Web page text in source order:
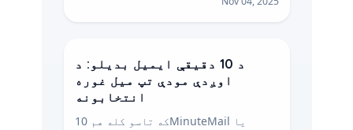
د 10 دقیقې ایمیل بدیلو: د
اوږدې مودې تپ میل غوره
انتخابونه
که تاسو کله هم 10MinuteMail یا